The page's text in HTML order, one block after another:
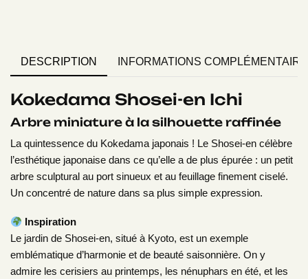
DESCRIPTION INFORMATIONS
Kokedama Shosei-en Ichi
Arbre miniature à la silhouette raffinée
La quintessence du Kokedama japonais ! Le Shosei-en célèbre
l’esthétique japonaise dans ce qu’elle a de plus épurée : un petit
arbre sculptural au port sinueux et au feuillage finement ciselé.
Un concentré de nature dans sa plus simple expression.
Inspiration
Le jardin de Shosei-en, situé à Kyoto, est un exemple
emblématique d’harmonie et de beauté saisonnière. On y
admire les cerisiers au printemps, les nénuphars en été, et les